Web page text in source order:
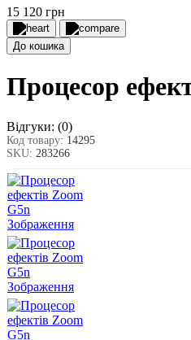
15 120 грн
До кошика
Процесор
Відгуки: (0)
Код товару: 14295
SKU: 283266